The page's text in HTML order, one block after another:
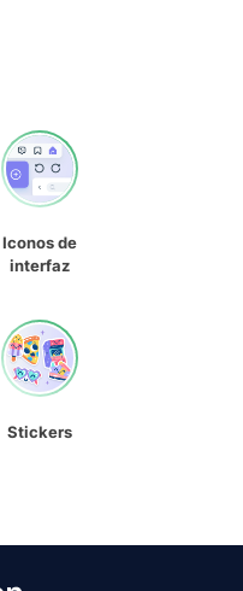
Iconos de
interfaz
Stickers